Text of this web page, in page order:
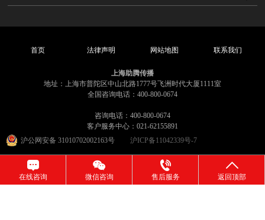
首页 法律声明 网站地图 联系我们
上海助腾传播
地址：上海市普陀区中山北路1777号飞洲时代大厦1111室
全国咨询电话：400-800-0674
咨询电话：400-800-0674
客户服务中心：021-62155891
沪公网安备 31010702002163号
沪ICP备11042339号-7
在线咨询 微信咨询 售后服务 返回顶部